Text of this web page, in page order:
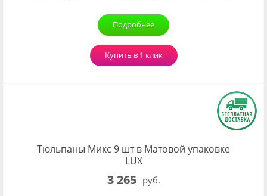
Подробнее
Купить в 1 клик
Тюльпаны Микс 9 шт в Матовой упаковке
LUX
3 265 руб.